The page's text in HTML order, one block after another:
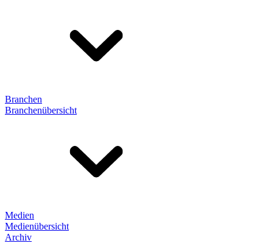
Branchen
Branchenübersicht
Medien
Medienübersicht
Archiv